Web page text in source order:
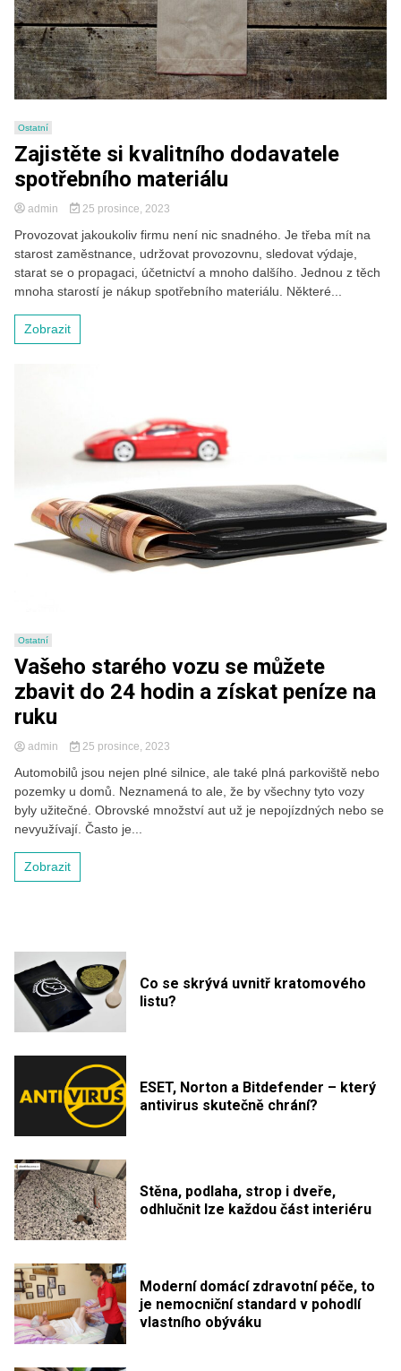
Ostatní
Zajistěte si kvalitního dodavatele
spotřebního materiálu
admin 25 prosince, 2023
Provozovat jakoukoliv firmu není nic snadného. Je třeba mít na
starost zaměstnance, udržovat provozovnu, sledovat výdaje,
starat se o propagaci, účetnictví a mnoho dalšího. Jednou z těch
mnoha starostí je nákup spotřebního materiálu. Některé...
Zobrazit
Ostatní
Vašeho starého vozu se můžete
zbavit do 24 hodin a získat peníze na
ruku
admin 25 prosince, 2023
Automobilů jsou nejen plné silnice, ale také plná parkoviště nebo
pozemky u domů. Neznamená to ale, že by všechny tyto vozy
byly užitečné. Obrovské množství aut už je nepojízdných nebo se
nevyužívají. Často je...
Zobrazit
Co se skrývá uvnitř kratomového
listu?
ESET, Norton a Bitdefender – který
antivirus skutečně chrání?
Stěna, podlaha, strop i dveře,
odhlučnit lze každou část interiéru
Moderní domácí zdravotní péče, to
je nemocniční standard v pohodlí
vlastního obýváku